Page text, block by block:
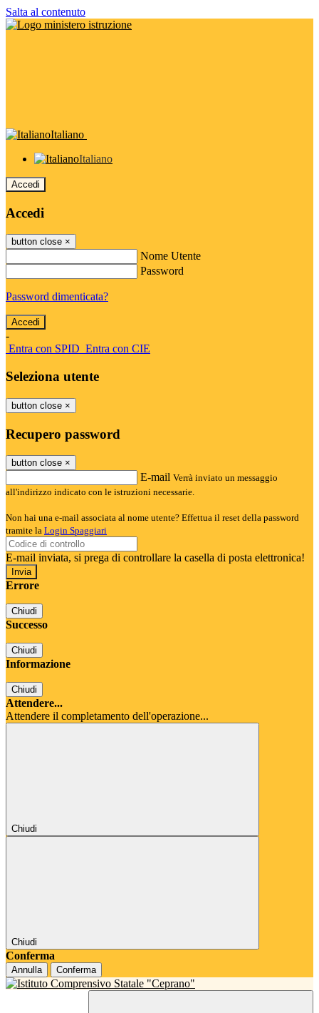
Salta al contenuto
Italiano
Italiano
Accedi
Accedi
button close ×
Nome Utente
Password
Password dimenticata?
-
Entra con SPID Entra con CIE
Seleziona utente
button close ×
Recupero password
button close ×
E-mail Verrà inviato un messaggio
all'indirizzo indicato con le istruzioni necessarie.
Non hai una e-mail associata al nome utente? Effettua il reset della password
tramite la Login Spaggiari
E-mail inviata, si prega di controllare la casella di posta elettronica!
Errore
Chiudi
Successo
Chiudi
Informazione
Chiudi
Attendere...
Attendere il completamento dell'operazione...
Chiudi
Chiudi
Conferma
Annulla Conferma